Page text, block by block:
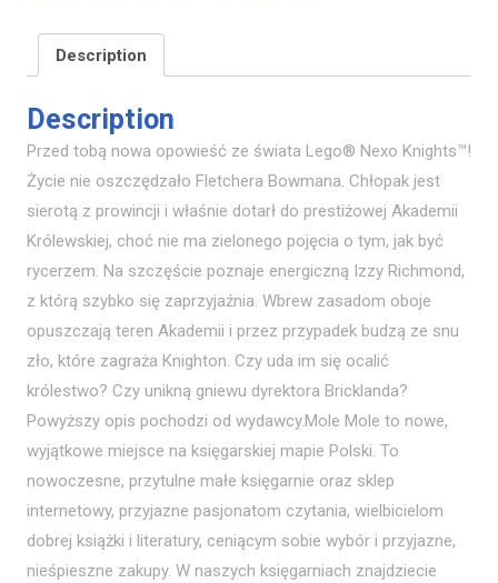
Description
Description
Przed tobą nowa opowieść ze świata Lego® Nexo Knights™!
Życie nie oszczędzało Fletchera Bowmana. Chłopak jest
sierotą z prowincji i właśnie dotarł do prestiżowej Akademii
Królewskiej, choć nie ma zielonego pojęcia o tym, jak być
rycerzem. Na szczęście poznaje energiczną Izzy Richmond,
z którą szybko się zaprzyjaźnia. Wbrew zasadom oboje
opuszczają teren Akademii i przez przypadek budzą ze snu
zło, które zagraża Knighton. Czy uda im się ocalić
królestwo? Czy unikną gniewu dyrektora Bricklanda?
Powyższy opis pochodzi od wydawcy.Mole Mole to nowe,
wyjątkowe miejsce na księgarskiej mapie Polski. To
nowoczesne, przytulne małe księgarnie oraz sklep
internetowy, przyjazne pasjonatom czytania, wielbicielom
dobrej książki i literatury, ceniącym sobie wybór i przyjazne,
nieśpieszne zakupy. W naszych księgarniach znajdziecie